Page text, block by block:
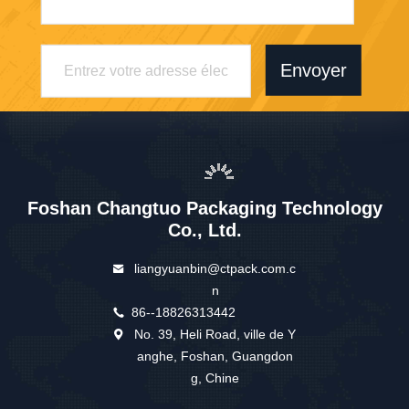
Envoyer
Foshan Changtuo Packaging Technology
Co., Ltd.
liangyuanbin@ctpack.com.c
n
86--18826313442
No. 39, Heli Road, ville de Y
anghe, Foshan, Guangdon
g, Chine